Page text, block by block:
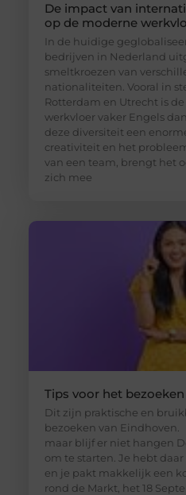
De impact van
op de moderne
In de huidige
bedrijven in Nederland
smeltkroezen van
nationaliteiten. Vooral in
Rotterdam en Utrecht is
werkvloer vaker Engels
deze diversiteit een
creativiteit en het
van een team, brengt het
zich mee
Tips voor het
Dit zijn praktische en
bezoeken van Eindhoven.
maar blijf er niet hangen
om te starten. Je hebt
en je pakt makkelijk een
rond de Markt, het 18